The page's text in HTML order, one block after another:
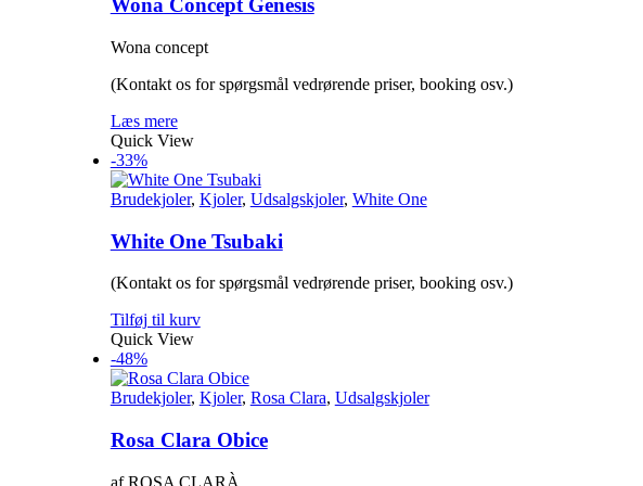
kan
varesiden
Wona Concept Genesis
Wona concept
(Kontakt os for spørgsmål vedrørende priser, booking osv.)
Læs mere
Quick View
-33%
Brudekjoler, Kjoler, Udsalgskjoler, White One
White One Tsubaki
(Kontakt os for spørgsmål vedrørende priser, booking osv.)
Tilføj til kurv
Quick View
-48%
Brudekjoler, Kjoler, Rosa Clara, Udsalgskjoler
Rosa Clara Obice
af ROSA CLARÀ